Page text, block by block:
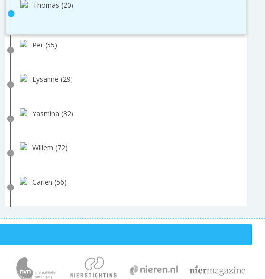
Thomas (20)
Per (55)
Lysanne (29)
Yasmina (32)
Willem (72)
Carien (56)